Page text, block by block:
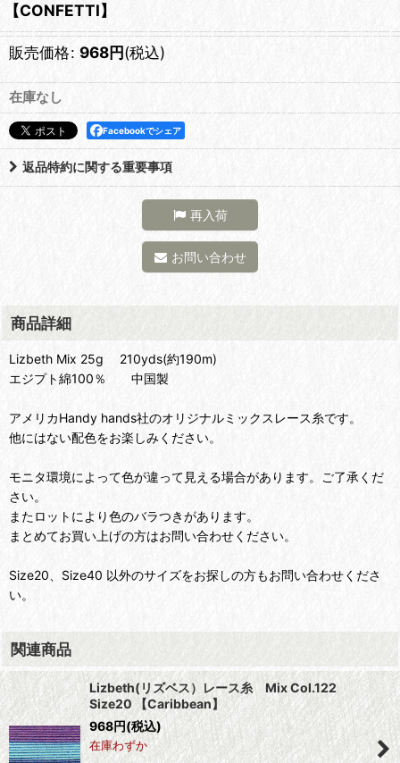
【CONFETTI】
販売価格: 968円(税込)
在庫なし
Facebookでシェア
返品特約に関する重要事項
再入荷
お問い合わせ
商品詳細
Lizbeth Mix 25g 210yds(約190m)
エジプト綿100％ 中国製
アメリカHandy hands社のオリジナルミックスレース糸です。
他にはない配色をお楽しみください。
モニタ環境によって色が違って見える場合があります。ご了承くだ
さい。
またロットにより色のバラつきがあります。
まとめてお買い上げの方はお問い合わせください。
Size20、Size40 以外のサイズをお探しの方もお問い合わせくださ
い。
関連商品
Lizbeth(リズベス）レース糸 Mix Col.122
Size20 【Caribbean】
968円(税込)
在庫わずか